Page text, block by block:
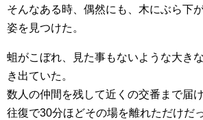
そんなある時、偶然にも、木にぶら下
姿を見つけた。
蛆がこぼれ、見た事もないような大き
き出ていた。
数人の仲間を残して近くの交番まで届け
往復で30分ほどその場を離れただけだっ